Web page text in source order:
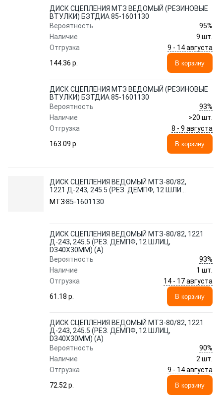
ДИСК СЦЕПЛЕНИЯ МТЗ ВЕДОМЫЙ (РЕЗИНОВЫЕ
ВТУЛКИ) БЗТДИА 85-1601130
Вероятность
95%
Наличие
9 шт.
Отгрузка
9 - 14 августа
144.36 p.
В корзину
ДИСК СЦЕПЛЕНИЯ МТЗ ВЕДОМЫЙ (РЕЗИНОВЫЕ
ВТУЛКИ) БЗТДИА 85-1601130
Вероятность
93%
Наличие
>20 шт.
Отгрузка
8 - 9 августа
163.09 p.
В корзину
ДИСК СЦЕПЛЕНИЯ ВЕДОМЫЙ МТЗ-80/82,
1221 Д-243, 245.5 (РЕЗ. ДЕМПФ, 12 ШЛИЦ,
D340Х30ММ) (А)
МТЗ85-1601130
ДИСК СЦЕПЛЕНИЯ ВЕДОМЫЙ МТЗ-80/82, 1221
Д-243, 245.5 (РЕЗ. ДЕМПФ, 12 ШЛИЦ,
D340Х30ММ) (А)
Вероятность
93%
Наличие
1 шт.
Отгрузка
14 - 17 августа
61.18 p.
В корзину
ДИСК СЦЕПЛЕНИЯ ВЕДОМЫЙ МТЗ-80/82, 1221
Д-243, 245.5 (РЕЗ. ДЕМПФ, 12 ШЛИЦ,
D340Х30ММ) (А)
Вероятность
90%
Наличие
2 шт.
Отгрузка
9 - 14 августа
72.52 p.
В корзину